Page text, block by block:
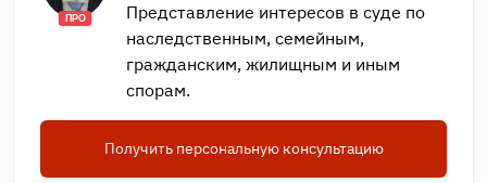
ПРО
Представление интересов в суде по
наследственным, семейным,
гражданским, жилищным и иным
спорам.
Получить персональную консультацию